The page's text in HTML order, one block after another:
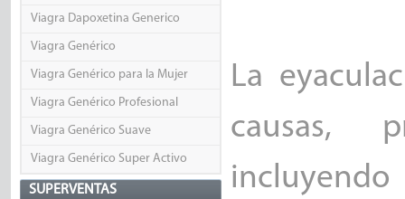
Viagra Dapoxetina Generico
Viagra Genérico
Viagra Genérico para la Mujer
Viagra Genérico Profesional
Viagra Genérico Suave
Viagra Genérico Super Activo
SUPERVENTAS
La
causas,